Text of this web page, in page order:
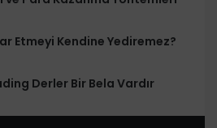
Etmeyi Kendine Yediremez?
Derler Bir Bela Vardır